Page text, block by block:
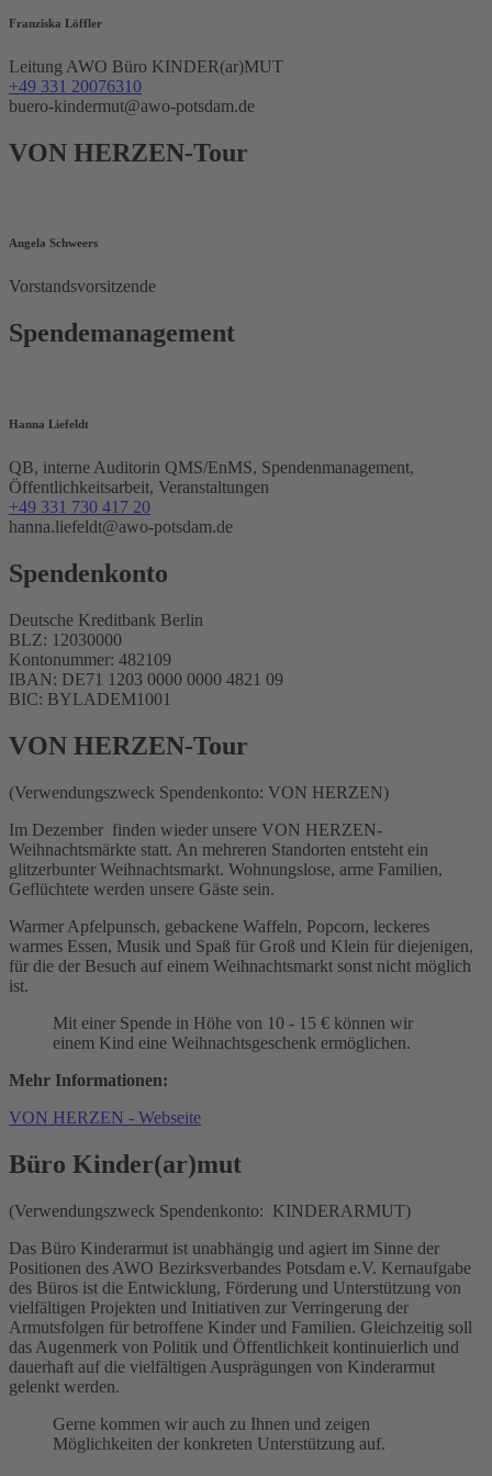
Franziska Löffler
Leitung AWO Büro KINDER(ar)MUT
+49 331 20076310
buero-kindermut@awo-potsdam.de
VON HERZEN-Tour
Angela Schweers
Vorstandsvorsitzende
Spendemanagement
Hanna Liefeldt
QB, interne Auditorin QMS/EnMS, Spendenmanagement,
Öffentlichkeitsarbeit, Veranstaltungen
+49 331 730 417 20
hanna.liefeldt@awo-potsdam.de
Spendenkonto
Deutsche Kreditbank Berlin
BLZ: 12030000
Kontonummer: 482109
IBAN: DE71 1203 0000 0000 4821 09
BIC: BYLADEM1001
VON HERZEN-Tour
(Verwendungszweck Spendenkonto: VON HERZEN)
Im Dezember finden wieder unsere VON HERZEN-
Weihnachtsmärkte statt. An mehreren Standorten entsteht ein
glitzerbunter Weihnachtsmarkt. Wohnungslose, arme Familien,
Geflüchtete werden unsere Gäste sein.
Warmer Apfelpunsch, gebackene Waffeln, Popcorn, leckeres
warmes Essen, Musik und Spaß für Groß und Klein für diejenigen,
für die der Besuch auf einem Weihnachtsmarkt sonst nicht möglich
ist.
Mit einer Spende in Höhe von 10 - 15 € können wir
einem Kind eine Weihnachtsgeschenk ermöglichen.
Mehr Informationen:
VON HERZEN - Webseite
Büro Kinder(ar)mut
(Verwendungszweck Spendenkonto: KINDERARMUT)
Das Büro Kinderarmut ist unabhängig und agiert im Sinne der
Positionen des AWO Bezirksverbandes Potsdam e.V. Kernaufgabe
des Büros ist die Entwicklung, Förderung und Unterstützung von
vielfältigen Projekten und Initiativen zur Verringerung der
Armutsfolgen für betroffene Kinder und Familien. Gleichzeitig soll
das Augenmerk von Politik und Öffentlichkeit kontinuierlich und
dauerhaft auf die vielfältigen Ausprägungen von Kinderarmut
gelenkt werden.
Gerne kommen wir auch zu Ihnen und zeigen
Möglichkeiten der konkreten Unterstützung auf.